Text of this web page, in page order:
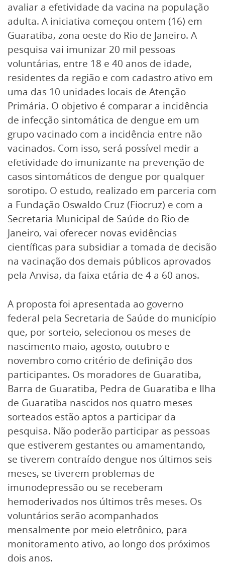
avaliar a efetividade da vacina na população
adulta. A iniciativa começou ontem (16) em
Guaratiba, zona oeste do Rio de Janeiro. A
pesquisa vai imunizar 20 mil pessoas
voluntárias, entre 18 e 40 anos de idade,
residentes da região e com cadastro ativo em
uma das 10 unidades locais de Atenção
Primária. O objetivo é comparar a incidência
de infecção sintomática de dengue em um
grupo vacinado com a incidência entre não
vacinados. Com isso, será possível medir a
efetividade do imunizante na prevenção de
casos sintomáticos de dengue por qualquer
sorotipo. O estudo, realizado em parceria com
a Fundação Oswaldo Cruz (Fiocruz) e com a
Secretaria Municipal de Saúde do Rio de
Janeiro, vai oferecer novas evidências
científicas para subsidiar a tomada de decisão
na vacinação dos demais públicos aprovados
pela Anvisa, da faixa etária de 4 a 60 anos.
A proposta foi apresentada ao governo
federal pela Secretaria de Saúde do município
que, por sorteio, selecionou os meses de
nascimento maio, agosto, outubro e
novembro como critério de definição dos
participantes. Os moradores de Guaratiba,
Barra de Guaratiba, Pedra de Guaratiba e Ilha
de Guaratiba nascidos nos quatro meses
sorteados estão aptos a participar da
pesquisa. Não poderão participar as pessoas
que estiverem gestantes ou amamentando,
se tiverem contraído dengue nos últimos seis
meses, se tiverem problemas de
imunodepressão ou se receberam
hemoderivados nos últimos três meses. Os
voluntários serão acompanhados
mensalmente por meio eletrônico, para
monitoramento ativo, ao longo dos próximos
dois anos.